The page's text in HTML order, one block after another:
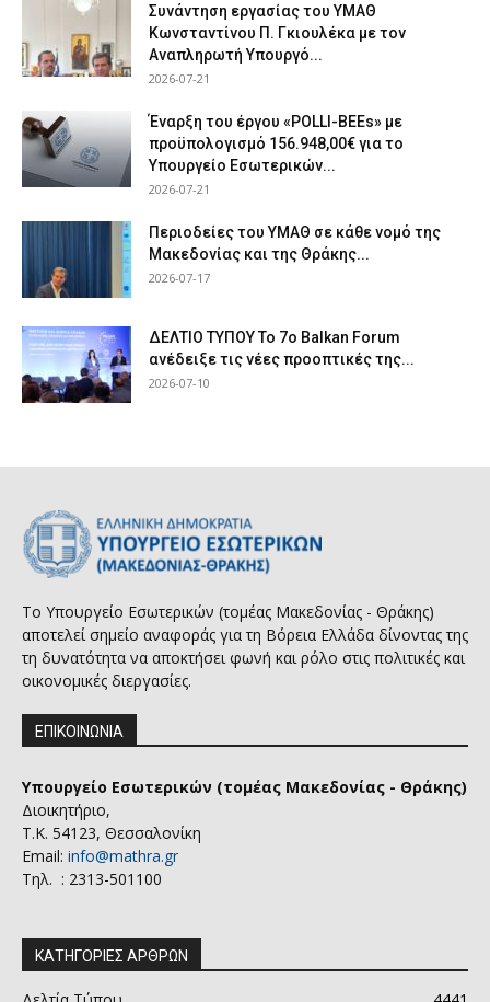
Συνάντηση εργασίας του ΥΜΑΘ
Κωνσταντίνου Π. Γκιουλέκα με τον
Αναπληρωτή Υπουργό...
2026-07-21
Έναρξη του έργου «POLLI-BEEs» με
προϋπολογισμό 156.948,00€ για το
Υπουργείο Εσωτερικών...
2026-07-21
Περιοδείες του ΥΜΑΘ σε κάθε νομό της
Μακεδονίας και της Θράκης...
2026-07-17
ΔΕΛΤΙΟ ΤΥΠΟΥ Το 7ο Balkan Forum
ανέδειξε τις νέες προοπτικές της...
2026-07-10
Το Υπουργείο Εσωτερικών (τομέας Μακεδονίας - Θράκης)
αποτελεί σημείο αναφοράς για τη Βόρεια Ελλάδα δίνοντας της
τη δυνατότητα να αποκτήσει φωνή και ρόλο στις πολιτικές και
οικονομικές διεργασίες.
ΕΠΙΚΟΙΝΩΝΙΑ
Υπουργείο Εσωτερικών (τομέας Μακεδονίας - Θράκης)
Διοικητήριο,
Τ.Κ. 54123, Θεσσαλονίκη
Email: info@mathra.gr
Τηλ. : 2313-501100
ΚΑΤΗΓΟΡΙΕΣ ΑΡΘΡΩΝ